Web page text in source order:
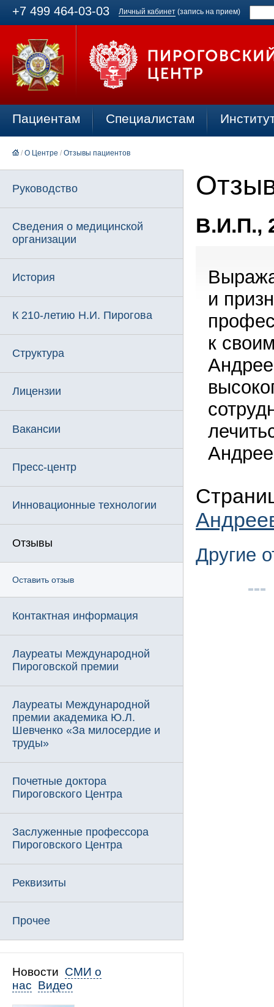
+7 499 464-03-03 Личный кабинет (запись на прием)
Пациентам Специалистам
/ О Центре / Отзывы пациентов
Руководство
Сведения о медицинской
организации
История
К 210-летию Н.И. Пирогова
Структура
Лицензии
Вакансии
Пресс-центр
Инновационные технологии
Отзывы
Оставить отзыв
Контактная информация
Лауреаты Международной
Пироговской премии
Лауреаты Международной
премии академика Ю.Л.
Шевченко «За милосердие и
труды»
Почетные доктора
Пироговского Центра
Заслуженные профессора
Пироговского Центра
Реквизиты
Прочее
Новости СМИ о
нас Видео
В.И.П.,
и
к
Другие